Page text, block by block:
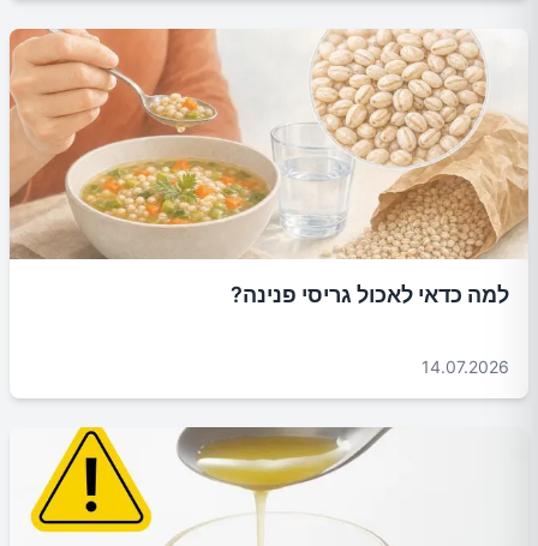
למה כדאי לאכול גריסי פנינה?
14.07.2026